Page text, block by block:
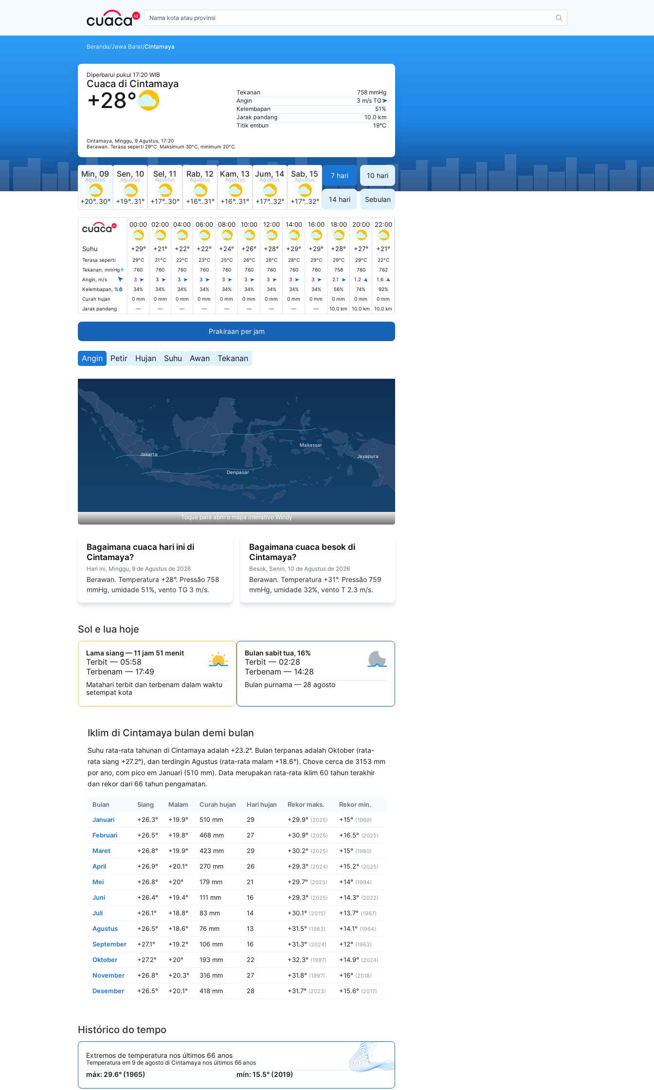
Beranda/Jawa Barat/Cintamaya
Diperbarui pukul 17:20 WIB
Cuaca di Cintamaya
+28°
Cintamaya, Minggu, 9 Agustus, 17:20
Berawan. Terasa seperti 29°C. Maksimum 30°C, minimum 20°C.
Tekanan
758 mmHg
Angin
3 m/s TG
Kelembapan
51%
Jarak pandang
10.0 km
Titik embun
19°C
Min, 09
Agustus
+20°..30°
Sen, 10
Agustus
+19°..31°
Sel, 11
Agustus
+17°..30°
Rab, 12
Agustus
+16°..31°
Kam, 13
Agustus
+16°..31°
Jum, 14
Agustus
+17°..32°
Sab, 15
Agustus
+17°..32°
7 hari 10 hari
14 hari Sebulan
00:00 02:00 04:00 06:00 08:00 10:00 12:00 14:00 16:00 18:00 20:00 22:00
Suhu +29° +21° +22° +22° +24° +26° +28° +29° +29° +28° +27° +21°
Terasa seperti 29°C 21°C 22°C 23°C 25°C 26°C 28°C 28°C 29°C 29°C 29°C
22°C
Tekanan, mmHg
760 760 760 760 760 760 760 760 760 758 760
762
Angin, m/s
3 3 3 3 3 3 3 3 3 2.1 1.2
1.6
Kelembapan, %
34% 34% 34% 34% 34% 34% 34% 34% 34% 56% 74%
92%
Curah hujan
0 mm 0 mm 0 mm 0 mm 0 mm 0 mm 0 mm 0 mm 0 mm 0 mm 0 mm
0 mm
Jarak pandang
— — — — — — — — — 10.0 km 10.0 km 10.0 km
Prakiraan per jam
Angin Petir Hujan Suhu Awan Tekanan
Toque para abrir o mapa interativo Windy
Bagaimana cuaca hari ini di
Cintamaya?
Hari ini, Minggu, 9 de Agustus de 2026
Berawan. Temperatura +28°. Pressão 758
mmHg, umidade 51%, vento TG 3 m/s.
Bagaimana cuaca besok di
Cintamaya?
Besok, Senin, 10 de Agustus de 2026
Berawan. Temperatura +31°. Pressão 759
mmHg, umidade 32%, vento T 2.3 m/s.
Sol e lua hoje
Lama siang — 11 jam 51 menit
Terbit — 05:58
Terbenam — 17:49
Matahari terbit dan terbenam dalam waktu
setempat kota
Bulan sabit tua, 16%
Terbit — 02:28
Terbenam — 14:28
Bulan purnama — 28 agosto
Iklim di Cintamaya bulan demi bulan
Suhu rata-rata tahunan di Cintamaya adalah +23.2°. Bulan terpanas adalah Oktober (rata-
rata siang +27.2°), dan terdingin Agustus (rata-rata malam +18.6°). Chove cerca de 3153 mm
por ano, com pico em Januari (510 mm). Data merupakan rata-rata iklim 60 tahun terakhir
dan rekor dari 66 tahun pengamatan.
Bulan Siang Malam Curah hujan Hari hujan Rekor maks.
Rekor min.
Januari
+26.3° +19.9° 510 mm 29 +29.9° (2025) +15° (1969)
Februari +26.5° +19.8° 468 mm 27 +30.9° (2025) +16.5° (2025)
Maret +26.8° +19.9° 423 mm 29 +30.2° (2025) +15° (1980)
April +26.9° +20.1° 270 mm 26 +29.3° (2024) +15.2° (2025)
Mei +26.8° +20° 179 mm 21 +29.7° (2025) +14° (1994)
Juni +26.4° +19.4° 111 mm 16 +29.3° (2025) +14.3° (2022)
Juli +26.1° +18.8° 83 mm 14 +30.1° (2015) +13.7° (1967)
Agustus +26.5° +18.6° 76 mm 13 +31.5° (1983) +14.1° (1964)
September +27.1° +19.2° 106 mm 16 +31.3° (2024) +12° (1963)
Oktober +27.2° +20° 193 mm 22 +32.3° (1997) +14.9° (2024)
November +26.8° +20.3° 316 mm 27 +31.8° (1997) +16° (2018)
Desember +26.5° +20.1° 418 mm 28 +31.7° (2023) +15.6° (2017)
Histórico do tempo
Extremos de temperatura nos últimos 66 anos
Temperatura em 9 de agosto di Cintamaya nos últimos 66 anos
máx: 29.6° (1965) mín: 15.5° (2019)